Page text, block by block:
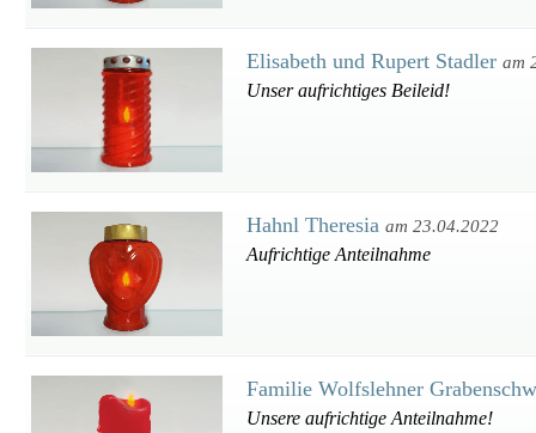
Elisabeth und Rupert Stadler am
Unser aufrichtiges Beileid!
Hahnl Theresia am 23.04.2022
Aufrichtige Anteilnahme
Familie Wolfslehner
Unsere aufrichtige Anteilnahme!